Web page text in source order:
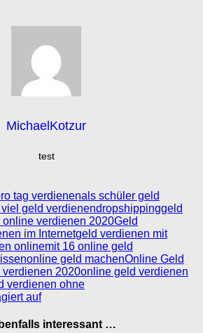
MichaelKotzur
test
tag verdienenals schüler geld
geld verdienendropshippinggeld
online verdienen 2020Geld
im Internetgeld verdienen mit
onlinemit 16 online geld
online geld machenOnline Geld
2020online geld verdienen
verdienen ohne
auf
interessant …